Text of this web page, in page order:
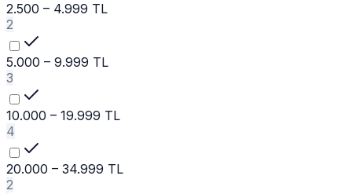
2.500 – 4.999 TL
2
5.000 – 9.999 TL
3
10.000 – 19.999 TL
4
20.000 – 34.999 TL
2